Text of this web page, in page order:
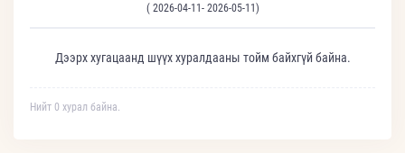
( 2026-04-11- 2026-05-11)
Дээрх хугацаанд шүүх хуралдааны тойм байхгүй байна.
Нийт 0 хурал байна.